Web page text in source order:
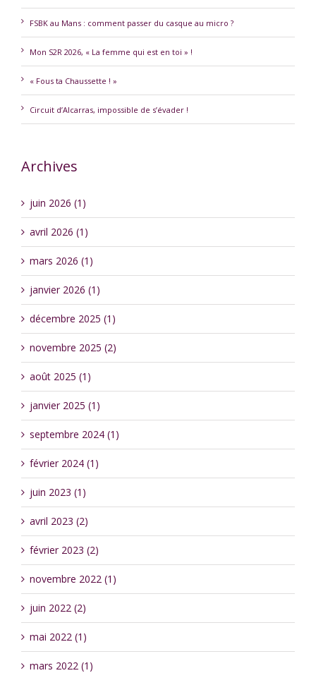
FSBK au Mans : comment passer du casque au micro ?
Mon S2R 2026, « La femme qui est en toi » !
« Fous ta Chaussette ! »
Circuit d’Alcarras, impossible de s’évader !
Archives
juin 2026 (1)
avril 2026 (1)
mars 2026 (1)
janvier 2026 (1)
décembre 2025 (1)
novembre 2025 (2)
août 2025 (1)
janvier 2025 (1)
septembre 2024 (1)
février 2024 (1)
juin 2023 (1)
avril 2023 (2)
février 2023 (2)
novembre 2022 (1)
juin 2022 (2)
mai 2022 (1)
mars 2022 (1)